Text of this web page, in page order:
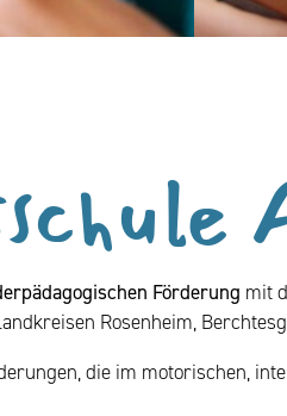
Förderung mit
Rosenheim,
die im motorischen,